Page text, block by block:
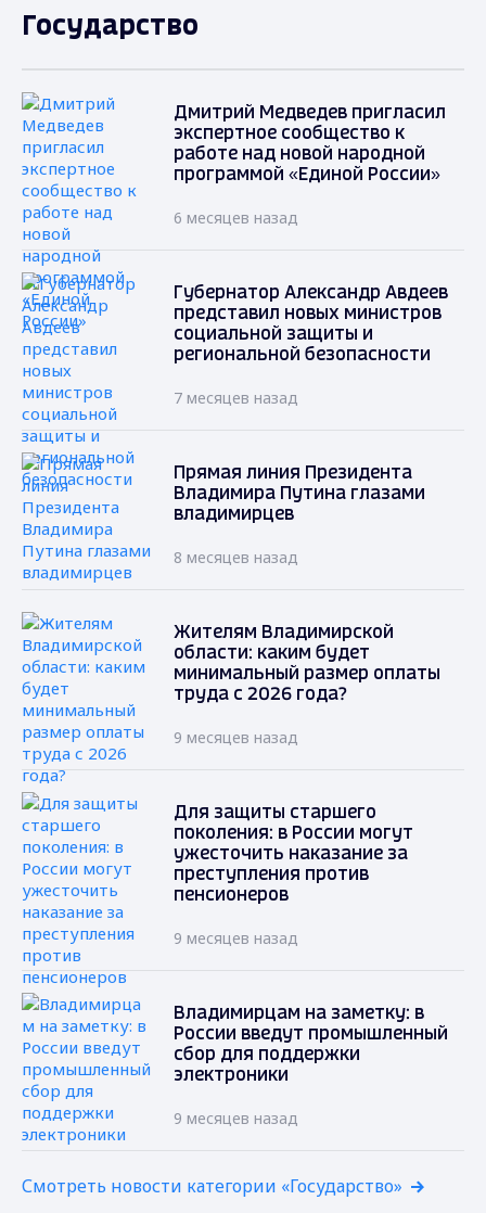
Государство
Дмитрий Медведев пригласил
экспертное сообщество к
работе над новой народной
программой «Единой России»
6 месяцев назад
Губернатор Александр Авдеев
представил новых министров
социальной защиты и
региональной безопасности
7 месяцев назад
Прямая линия Президента
Владимира Путина глазами
владимирцев
8 месяцев назад
Жителям Владимирской
области: каким будет
минимальный размер оплаты
труда с 2026 года?
9 месяцев назад
Для защиты старшего
поколения: в России могут
ужесточить наказание за
преступления против
пенсионеров
9 месяцев назад
Владимирцам на заметку: в
России введут промышленный
сбор для поддержки
электроники
9 месяцев назад
Смотреть новости категории «Государство»